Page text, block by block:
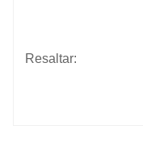
Resaltar: